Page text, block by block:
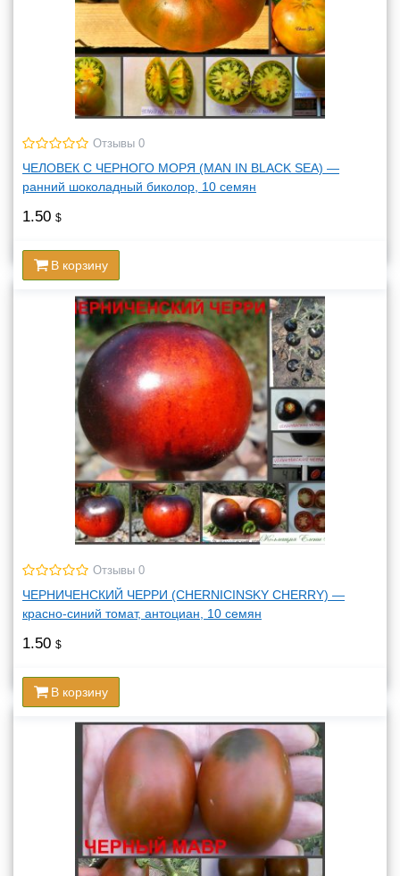
Отзывы 0
ЧЕЛОВЕК С ЧЕРНОГО МОРЯ (MAN IN BLACK SEA) —
ранний шоколадный биколор, 10 семян
1.50 $
В корзину
Отзывы 0
ЧЕРНИЧЕНСКИЙ ЧЕРРИ (CHERNICINSKY CHERRY) —
красно-синий томат, антоциан, 10 семян
1.50 $
В корзину